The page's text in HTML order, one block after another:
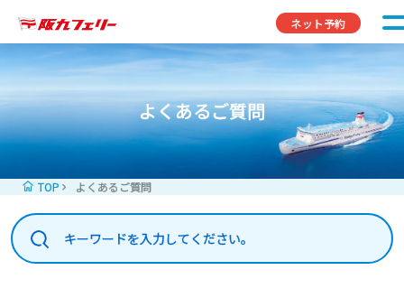
ネット予約
よくあるご質問
TOP よくあるご質問